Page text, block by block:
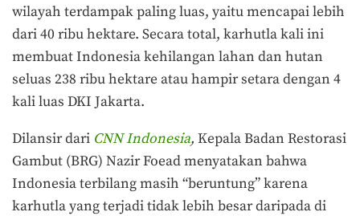
wilayah terdampak paling luas, yaitu mencapai lebih
dari 40 ribu hektare. Secara total, karhutla kali ini
membuat Indonesia kehilangan lahan dan hutan
seluas 238 ribu hektare atau hampir setara dengan 4
kali luas DKI Jakarta.
Dilansir dari CNN Indonesia, Kepala Badan Restorasi
Gambut (BRG) Nazir Foead menyatakan bahwa
Indonesia terbilang masih “beruntung” karena
karhutla yang terjadi tidak lebih besar daripada di